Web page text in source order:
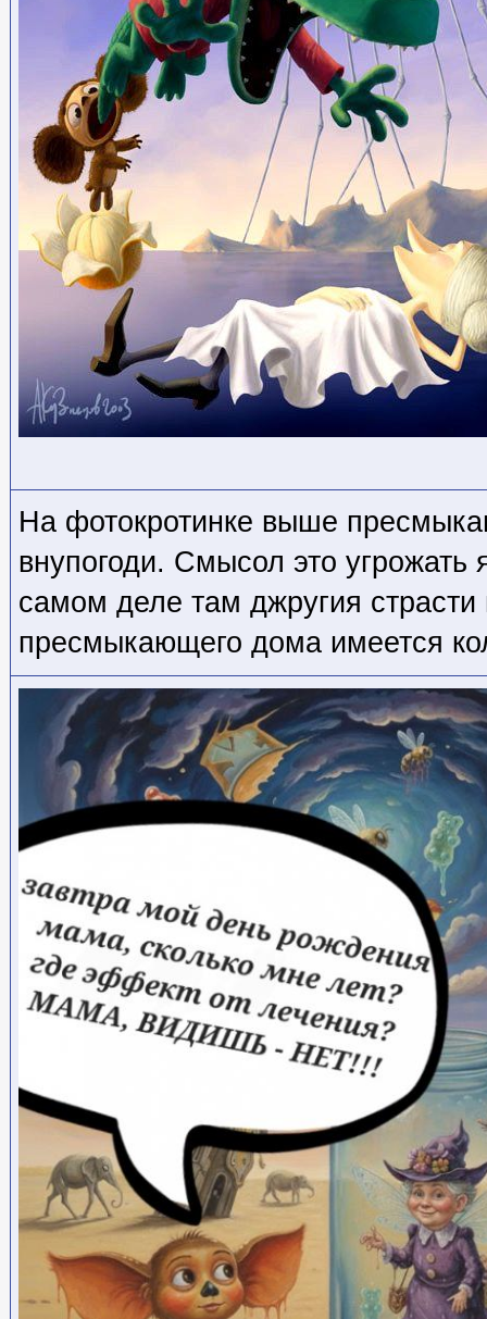
На фотокротинке выше
внупогоди. Смысол это
самом деле там джругия
пресмыкающего дома имеется